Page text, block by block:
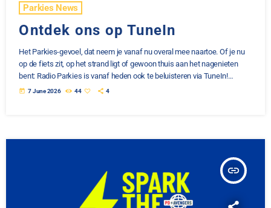
Parkies News
Ontdek ons op TuneIn
Het Parkies-gevoel, dat neem je vanaf nu overal mee naartoe. Of je nu
op de fiets zit, op het strand ligt of gewoon thuis aan het nagenieten
bent: Radio Parkies is vanaf heden ook te beluisteren via TuneIn!
Download de gratis app, zoek naar Radio Parkies en geniet overal van
today 7 June 2026 44 4
insert_link